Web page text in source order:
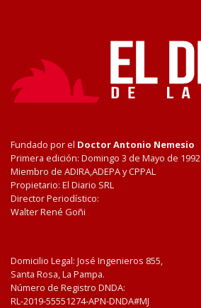
Fundado por el Doctor Antonio Nemesio
Primera edición: Domingo 3 de Mayo de 1992
Miembro de ADIRA,ADEPA y CPPAL
Propietario: El Diario SRL
Director Periodístico:
Walter René Goñi
Domicilio Legal: José Ingenieros 855,
Santa Rosa, La Pampa.
Número de Registro DNDA:
RL-2019-55551274-APN-DNDA#MJ